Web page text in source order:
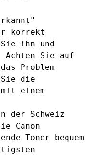
korrekt
ihn und
Sie auf
Problem
die
einem
der Schweiz
Canon
Toner bequem